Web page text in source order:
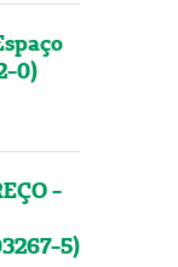
0)
-
5)